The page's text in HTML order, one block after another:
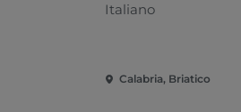
Italiano
Calabria, Briatico